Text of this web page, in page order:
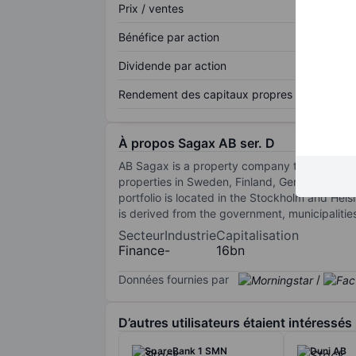
Prix / ventes
Bénéfice par action
Dividende par action
Rendement des capitaux propres
À propos Sagax AB ser. D
AB Sagax is a property company that
properties in Sweden, Finland, Germany,
portfolio is located in the Stockholm and
is derived from the government,
Secteur
Finance
Industrie
-
Capitalisation
16bn
Données fournies par /
D’autres utilisateurs étaient intéressés
SpareBank 1 SMN Duni AB